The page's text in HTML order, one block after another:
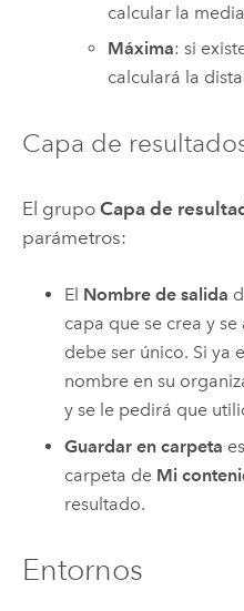
calcular la
Máxima: si
calculará la
Capa de
El grupo Capa de
parámetros:
El Nombre de salida
capa que se crea y
debe ser único. Si ya
nombre en su
y se le pedirá que
Guardar en carpeta
carpeta de Mi
resultado.
Entornos